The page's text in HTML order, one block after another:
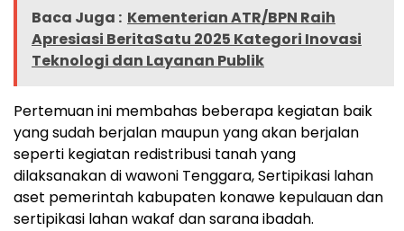
Baca Juga : Kementerian ATR/BPN Raih
Apresiasi BeritaSatu 2025 Kategori Inovasi
Teknologi dan Layanan Publik
Pertemuan ini membahas beberapa kegiatan baik
yang sudah berjalan maupun yang akan berjalan
seperti kegiatan redistribusi tanah yang
dilaksanakan di wawoni Tenggara, Sertipikasi lahan
aset pemerintah kabupaten konawe kepulauan dan
sertipikasi lahan wakaf dan sarana ibadah.